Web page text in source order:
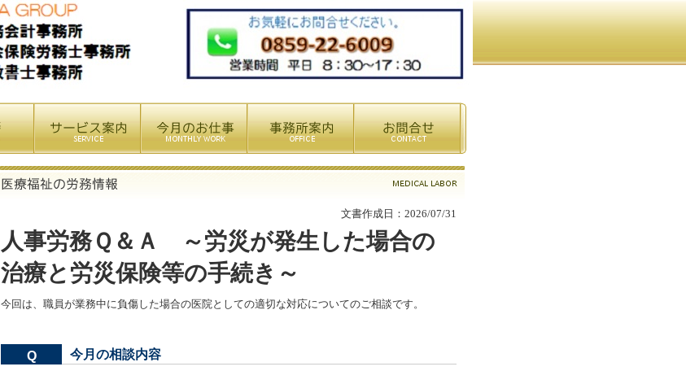
文書作成日：2026/07/31
人事労務Ｑ＆Ａ ～労災が発生した場合の
治療と労災保険等の手続き～
今回は、職員が業務中に負傷した場合の医院としての適切な対応についてのご相談です。
Q 今月の相談内容